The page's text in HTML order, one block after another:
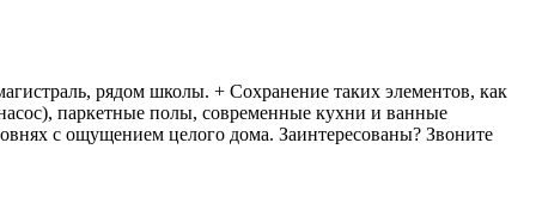
рядом школы. + Сохранение таких элементов, как
паркетные полы, современные кухни и ванные
с ощущением целого дома. Заинтересованы? Звоните